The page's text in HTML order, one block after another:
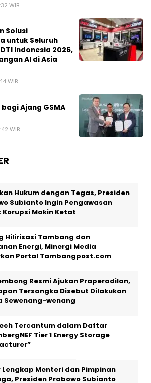
WIB
Solusi
untuk Seluruh
Indonesia 2026,
AI di Asia
WIB
Ajang GSMA
WIB
Hukum dengan Tegas, Presiden
Subianto Ingin Pengawasan
Korupsi Makin Ketat
Hilirisasi Tambang dan
Energi, Minergi Media
Portal Tambangpost.com
Resmi Ajukan Praperadilan,
Tersangka Disebut Dilakukan
Sewenang-wenang
Tercantum dalam Daftar
Tier 1 Energy Storage
Menteri dan Pimpinan
Presiden Prabowo Subianto